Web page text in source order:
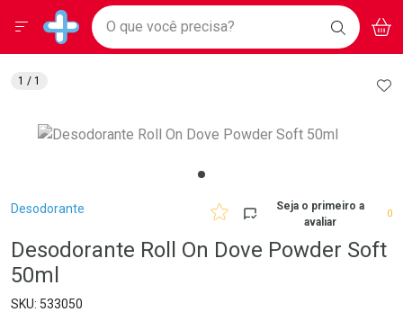
Drogarias Pacheco
Baixe nosso APP e aproveite Ofertas Exclusivas!
BAIXE
O APP
Ir direto para a home
pela página
Ir direto para o conteúdo
Ir direto para a busca
Ir direto para a conta
Ir direto para a notificações
Ir direto para o carrinho
Faça a sua busca
O que você precisa? BUSCAR
Menu
Breadcrumb
Desodorante
Seja o primeiro a
avaliar
0
Desodorante Roll On Dove Powder Soft
50ml
533050
1 / 1